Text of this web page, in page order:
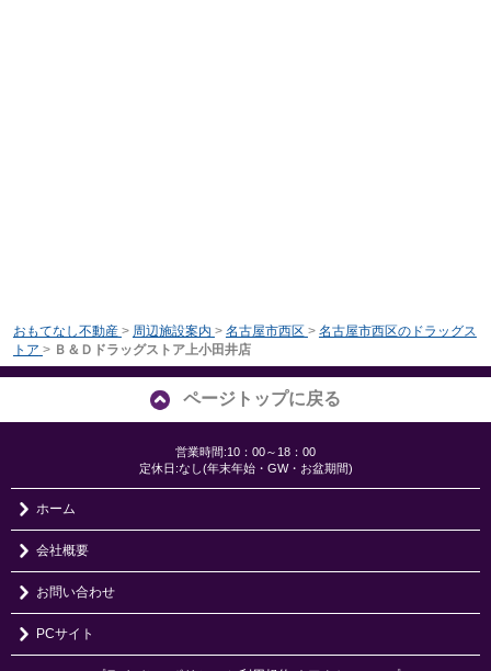
おもてなし不動産 > 周辺施設案内 > 名古屋市西区 > 名古屋市西区のドラッグス
トア > Ｂ＆Ｄドラッグストア上小田井店
ページトップに戻る
営業時間:10：00～18：00
定休日:なし(年末年始・GW・お盆期間)
ホーム
会社概要
お問い合わせ
PCサイト